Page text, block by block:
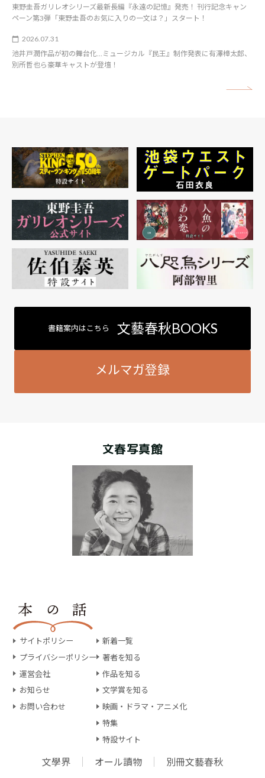
東野圭吾ガリレオシリーズ最新長編『永遠の記憶』発売！ 刊行記念キャン
ペーン第3弾「東野圭吾のお気に入りの一文は？」スタート！
2026.07.31
池井戸潤作品が初の舞台化…ミュージカル『民王』制作発表に有澤樟太郎、
別所哲也ら豪華キャストが登壇！
書籍案内はこちら 文藝春秋BOOKS
メルマガ登録
文春写真館
サイトポリシー
プライバシーポリシー
運営会社
お知らせ
お問い合わせ
新着一覧
著者を知る
作品を知る
文学賞を知る
映画・ドラマ・アニメ化
特集
特設サイト
文學界 オール讀物 別冊文藝春秋